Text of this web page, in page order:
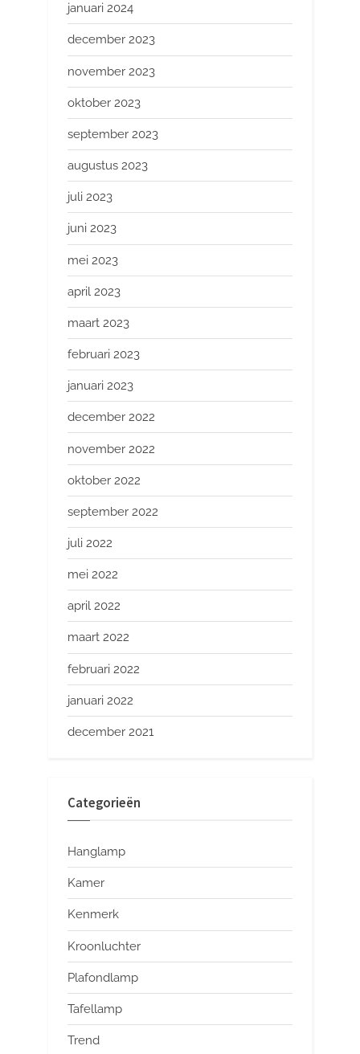
januari 2024
december 2023
november 2023
oktober 2023
september 2023
augustus 2023
juli 2023
juni 2023
mei 2023
april 2023
maart 2023
februari 2023
januari 2023
december 2022
november 2022
oktober 2022
september 2022
juli 2022
mei 2022
april 2022
maart 2022
februari 2022
januari 2022
december 2021
Categorieën
Hanglamp
Kamer
Kenmerk
Kroonluchter
Plafondlamp
Tafellamp
Trend